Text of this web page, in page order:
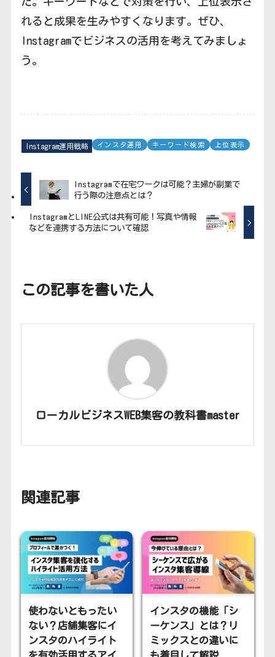
れると成果を生みやすくなります。ぜひ、
Instagramでビジネスの活用を考えてみましょ
う。
Instagram運用戦略 インスタ運用 キーワード検索 上位表示
Instagramで在宅ワークは可能？主婦が副業で
行う際の注意点とは？
InstagramとLINE公式は共有可能！写真や情報
などを連携する方法について確認
この記事を書いた人
ローカルビジネスWEB集客の教科書master
関連記事
使わないともったい
ない？店舗集客にイ
ンスタのハイライト
インスタの機能「シ
ーケンス」とは？リ
ミックスとの違いに